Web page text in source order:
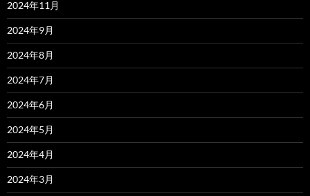
2024年11月
2024年9月
2024年8月
2024年7月
2024年6月
2024年5月
2024年4月
2024年3月